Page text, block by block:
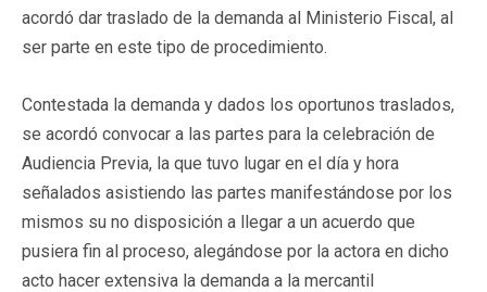
acordó dar traslado de la demanda al Ministerio Fiscal, al
ser parte en este tipo de procedimiento.
Contestada la demanda y dados los oportunos traslados,
se acordó convocar a las partes para la celebración de
Audiencia Previa, la que tuvo lugar en el día y hora
señalados asistiendo las partes manifestándose por los
mismos su no disposición a llegar a un acuerdo que
pusiera fin al proceso, alegándose por la actora en dicho
acto hacer extensiva la demanda a la mercantil